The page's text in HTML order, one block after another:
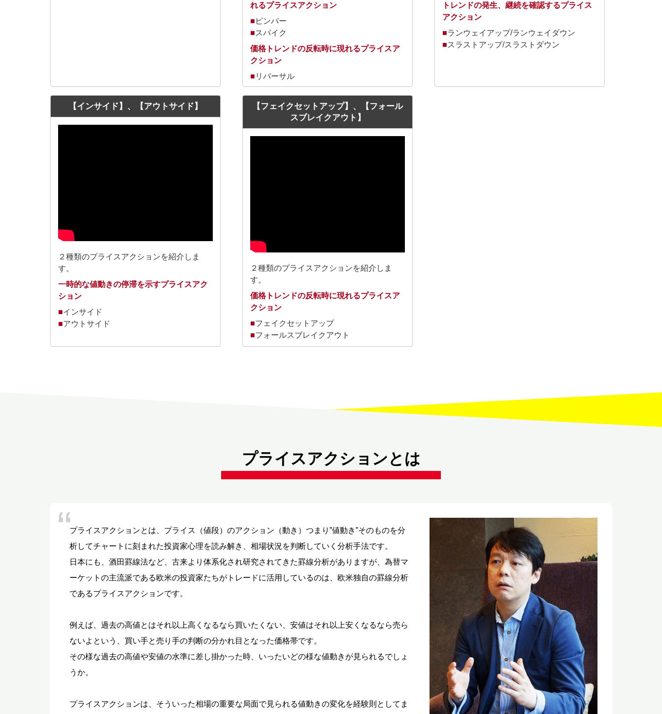
れるプライスアクション
■ ピンバー
■スパイク
価格トレンドの反転時に現れるプライスア
クション
■ リバーサル
トレンドの発生、継続を確認するプライス
アクション
■ランウェイアップ/ランウェイダウン
■スラストアップ/スラストダウン
【インサイド】、【アウトサイド】
２種類のプライスアクションを紹介しま
す。
一時的な値動きの停滞を示すプライスアク
ション
■インサイド
■アウトサイド
【フェイクセットアップ】、【フォール
スブレイクアウト】
２種類のプライスアクションを紹介しま
す。
価格トレンドの反転時に現れるプライスア
クション
■フェイクセットアップ
■フォールスブレイクアウト
プライスアクションとは
プライスアクションとは、プライス（値段）のアクション（動き）つまり”値動き”そのものを分
析してチャートに刻まれた投資家心理を読み解き、相場状況を判断していく分析手法です。
日本にも、酒田罫線法など、古来より体系化され研究されてきた罫線分析がありますが、為替マ
ーケットの主流派である欧米の投資家たちがトレードに活用しているのは、欧米独自の罫線分析
であるプライスアクションです。
例えば、過去の高値とはそれ以上高くなるなら買いたくない、安値はそれ以上安くなるなら売ら
ないよという、買い手と売り手の判断の分かれ目となった価格帯です。
その様な過去の高値や安値の水準に差し掛かった時、いったいどの様な値動きが見られるでしょ
うか。
プライスアクションは、そういった相場の重要な局面で見られる値動きの変化を経験則としてま